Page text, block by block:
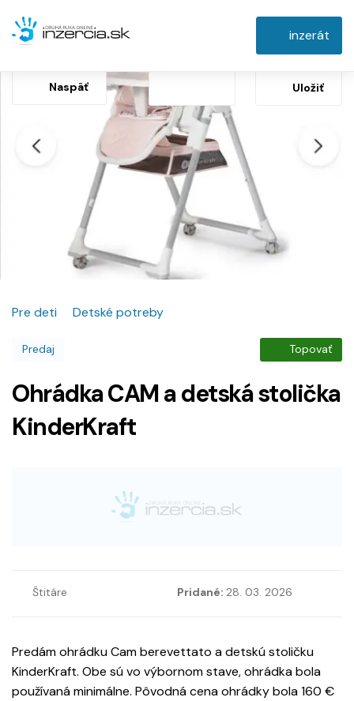
inzerát
Naspäť Uložiť
Pre deti Detské potreby
Predaj Topovať
Ohrádka CAM a detská stolička
KinderKraft
Štitáre Pridané: 28. 03. 2026
Predám ohrádku Cam berevettato a detskú stoličku
KinderKraft. Obe sú vo výbornom stave, ohrádka bola
používaná minimálne. Pôvodná cena ohrádky bola 160 €